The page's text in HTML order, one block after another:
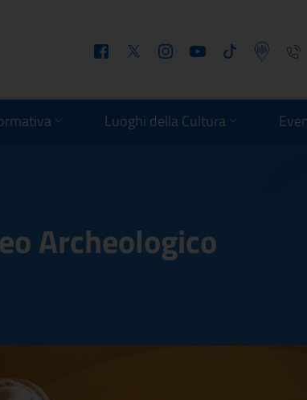
FacebookTwitter InstagramYoutube Tiktok Podcast
Luoghi della Cultura
Archeologico